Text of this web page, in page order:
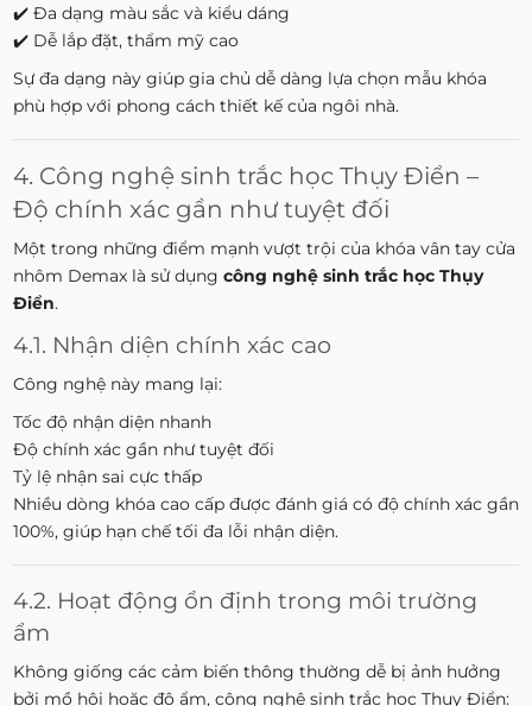
✔️ Đa dạng màu sắc và kiểu dáng
✔️ Dễ lắp đặt, thẩm mỹ cao
Sự đa dạng này giúp gia chủ dễ dàng lựa chọn mẫu khóa
phù hợp với phong cách thiết kế của ngôi nhà.
4. Công nghệ sinh trắc học Thụy Điển –
Độ chính xác gần như tuyệt đối
Một trong những điểm mạnh vượt trội của khóa vân tay cửa
nhôm Demax là sử dụng công nghệ sinh trắc học Thụy
Điển.
4.1. Nhận diện chính xác cao
Công nghệ này mang lại:
Tốc độ nhận diện nhanh
Độ chính xác gần như tuyệt đối
Tỷ lệ nhận sai cực thấp
Nhiều dòng khóa cao cấp được đánh giá có độ chính xác gần
100%, giúp hạn chế tối đa lỗi nhận diện.
4.2. Hoạt động ổn định trong môi trường
ẩm
Không giống các cảm biến thông thường dễ bị ảnh hưởng
bởi mồ hôi hoặc độ ẩm, công nghệ sinh trắc học Thụy Điển: